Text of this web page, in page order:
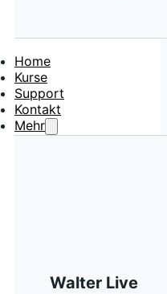
Home
Kurse
Support
Kontakt
Mehr
Walter Live